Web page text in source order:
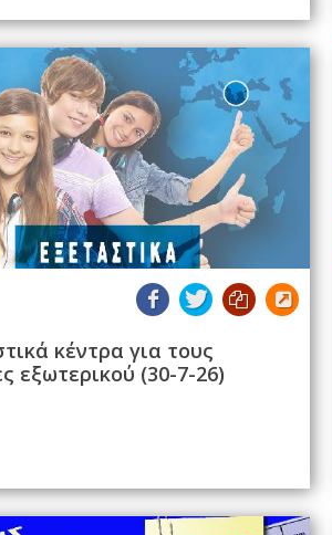
κέντρα για τους
εξωτερικού (30-7-26)